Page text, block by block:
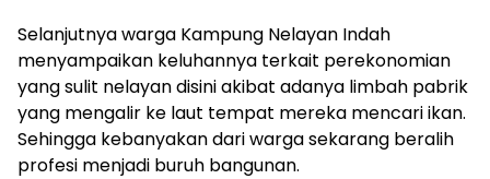
Selanjutnya warga Kampung Nelayan Indah
menyampaikan keluhannya terkait perekonomian
yang sulit nelayan disini akibat adanya limbah pabrik
yang mengalir ke laut tempat mereka mencari ikan.
Sehingga kebanyakan dari warga sekarang beralih
profesi menjadi buruh bangunan.